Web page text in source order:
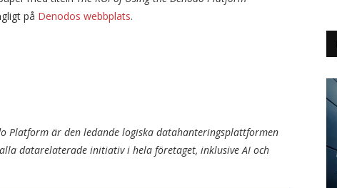
på Denodos webbplats.
Platform är den ledande logiska datahanteringsplattformen
datarelaterade initiativ i hela företaget, inklusive AI och